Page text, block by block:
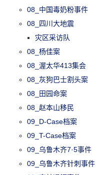
08_中国毒奶粉事件
08_四川大地震
灾区采访队
08_杨佳案
08_渥太华413集会
08_灰狗巴士割头案
08_田园命案
08_赵本山移民
09_D-Case档案
09_T-Case档案
09_乌鲁木齐7·5事件
09_乌鲁木齐针刺事件